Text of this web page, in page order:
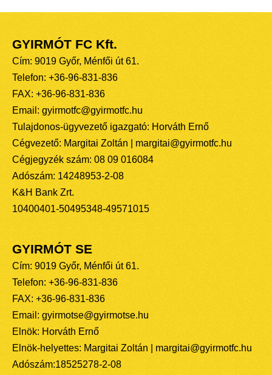
GYIRMÓT FC Kft.
Cím: 9019 Győr, Ménfői út 61.
Telefon: +36-96-831-836
FAX: +36-96-831-836
Email: gyirmotfc@gyirmotfc.hu
Tulajdonos-ügyvezető igazgató: Horváth Ernő
Cégvezető: Margitai Zoltán | margitai@gyirmotfc.hu
Cégjegyzék szám: 08 09 016084
Adószám: 14248953-2-08
K&H Bank Zrt.
10400401-50495348-49571015
GYIRMÓT SE
Cím: 9019 Győr, Ménfői út 61.
Telefon: +36-96-831-836
FAX: +36-96-831-836
Email: gyirmotse@gyirmotse.hu
Elnök: Horváth Ernő
Elnök-helyettes: Margitai Zoltán | margitai@gyirmotfc.hu
Adószám:18525278-2-08